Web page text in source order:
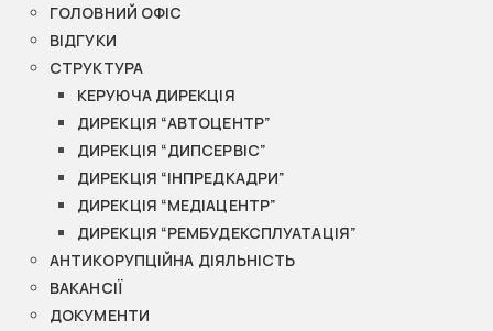
ГОЛОВНИЙ ОФІС
ВІДГУКИ
СТРУКТУРА
КЕРУЮЧА ДИРЕКЦІЯ
ДИРЕКЦІЯ “АВТОЦЕНТР”
ДИРЕКЦІЯ “ДИПСЕРВІС”
ДИРЕКЦІЯ “ІНПРЕДКАДРИ”
ДИРЕКЦІЯ “МЕДІАЦЕНТР”
ДИРЕКЦІЯ “РЕМБУДЕКСПЛУАТАЦІЯ”
АНТИКОРУПЦІЙНА ДІЯЛЬНІСТЬ
ВАКАНСІЇ
ДОКУМЕНТИ